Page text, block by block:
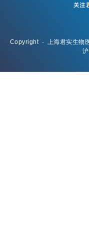
关注
Copyright - 上海君实生物